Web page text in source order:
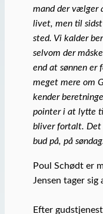
mand der vælger
livet, men til
sted. Vi kalder
selvom der
end at sønnen
meget mere om
kender
pointer i at lytte
bliver fortalt. Det
bud på, på
Poul Schødt er
Jensen tager sig
Efter